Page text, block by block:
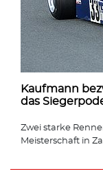
Kaufmann
das
Zwei starke
Meisterschaft in